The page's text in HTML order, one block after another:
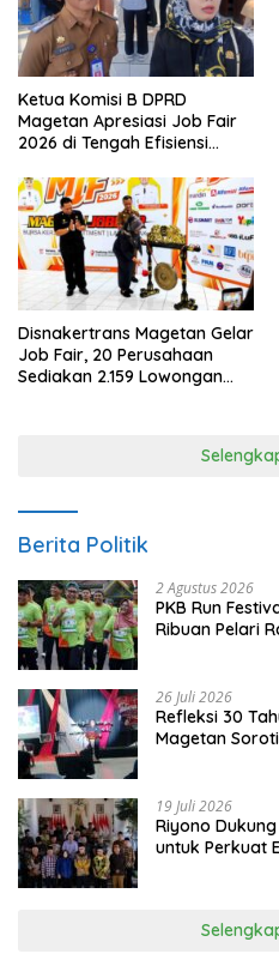
Ketua Komisi B DPRD
Magetan Apresiasi Job Fair
2026 di Tengah Efisiensi
Disnakertrans Magetan Gelar
Job Fair, 20 Perusahaan
Sediakan 2.159 Lowongan
Berita Politik
2 Agustus 2026
PKB Run
Ribuan Pelari
26 Juli 2026
Refleksi 30
Magetan
19 Juli 2026
Riyono
untuk Perkuat